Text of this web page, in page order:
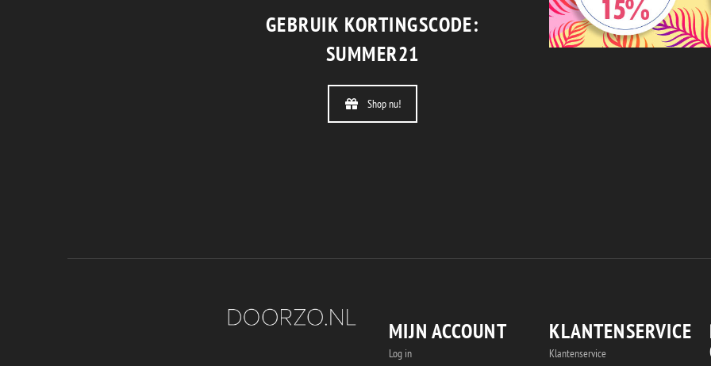
GEBRUIK KORTINGSCODE:
SUMMER21
Shop nu!
MIJN ACCOUNT
Log in
KLANTENSERVICE
Klantenservice